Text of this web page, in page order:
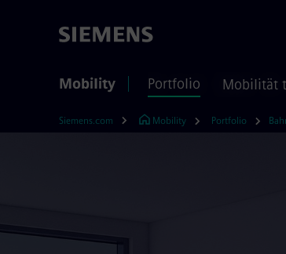
Mobility Portfolio Mobilität
Siemens.com Mobility Portfolio